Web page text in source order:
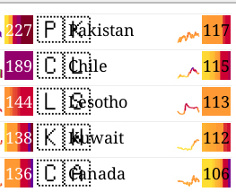
227
189
144
138
136
🇵🇰 117
Pakistan
🇨🇱 115
Chile
🇱🇸 113
Lesotho
🇰🇼 112
Kuwait
🇨🇦 106
Canada